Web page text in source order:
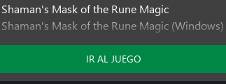
Shaman's Mask of the Rune Magic
Shaman's Mask of the Rune Magic (Windows)
Shaman's Mask of the Rune Magic (Xbox One)
IR AL JUEGO